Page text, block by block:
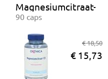
Magnesiumcitraat-125
90 caps
€ 18,50
€ 15,73